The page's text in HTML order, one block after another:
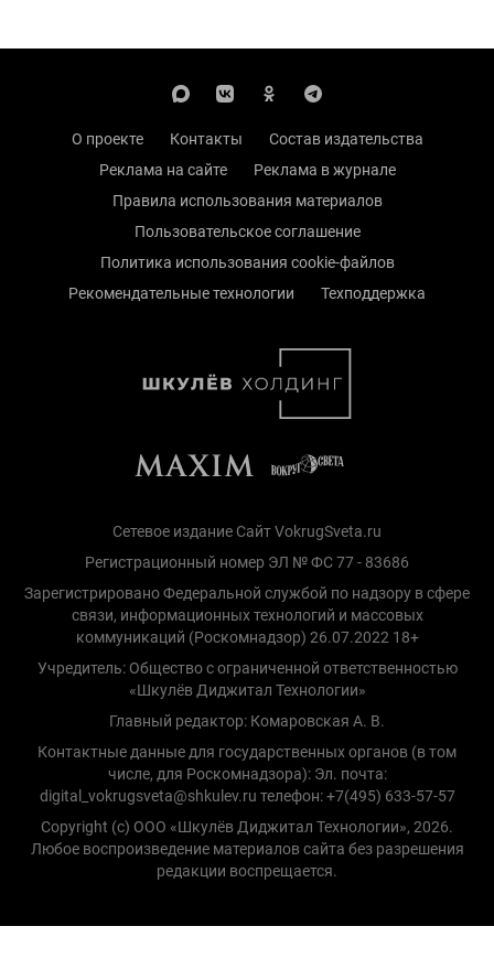
О проекте Контакты
Состав издательства
Реклама на сайте
Реклама в журнале
Правила использования материалов
Пользовательское соглашение
Политика использования cookie-файлов
Рекомендательные технологии
Техподдержка
Сетевое издание Сайт VokrugSveta.ru
Регистрационный номер ЭЛ № ФС 77 - 83686
Зарегистрировано Федеральной службой по надзору в сфере
связи, информационных технологий и массовых
коммуникаций (Роскомнадзор) 26.07.2022 18+
Учредитель: Общество с ограниченной ответственностью
«Шкулёв Диджитал Технологии»
Главный редактор: Комаровская А. В.
Контактные данные для государственных органов (в том
числе, для Роскомнадзора): Эл. почта:
digital_vokrugsveta@shkulev.ru телефон: +7(495) 633-57-57
Copyright (с) ООО «Шкулёв Диджитал Технологии», 2026.
Любое воспроизведение материалов сайта без разрешения
редакции воспрещается.